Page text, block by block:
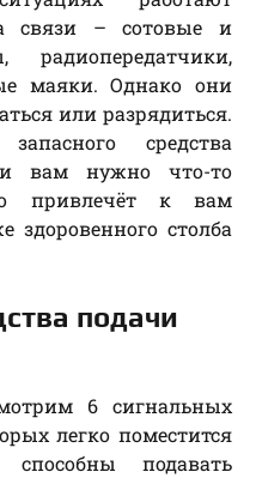
связи – сотовые и
радиопередатчики,
маяки. Однако они
или разрядиться.
средства
вам нужно что-то
привлечёт к вам
столба
подачи
6 сигнальных
легко поместится
подавать